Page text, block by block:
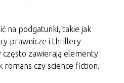
na podgatunki, takie jak
prawnicze i thrillery
często zawierają elementy
romans czy science fiction.